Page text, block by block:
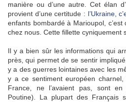
manière ou d’une autre. Cet élan
provient d’une certitude : l’Ukraine,
enfants bombardé à Marioupol, c’est
chez nous. Cette fillette cyniquement
Il y a bien sûr les informations qui
près, qui permet de se sentir
y a des guerres lointaines avec les
y a ce sentiment européen
France, ne l’avaient pas, sont
Poutine). La plupart des Français